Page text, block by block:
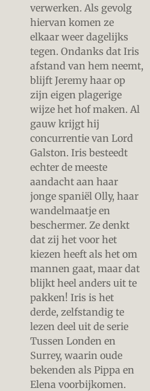
verwerken. Als gevolg
hiervan komen ze
elkaar weer dagelijks
tegen. Ondanks dat Iris
afstand van hem neemt,
blijft Jeremy haar op
zijn eigen plagerige
wijze het hof maken. Al
gauw krijgt hij
concurrentie van Lord
Galston. Iris besteedt
echter de meeste
aandacht aan haar
jonge spaniël Olly, haar
wandelmaatje en
beschermer. Ze denkt
dat zij het voor het
kiezen heeft als het om
mannen gaat, maar dat
blijkt heel anders uit te
pakken! Iris is het
derde, zelfstandig te
lezen deel uit de serie
Tussen Londen en
Surrey, waarin oude
bekenden als Pippa en
Elena voorbijkomen.